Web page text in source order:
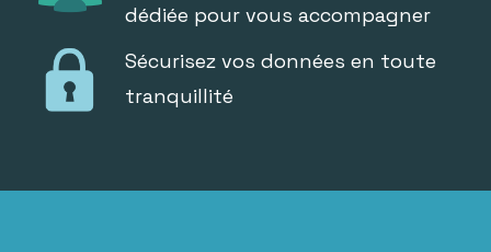
dédiée pour vous accompagner
Sécurisez vos données en toute
tranquillité